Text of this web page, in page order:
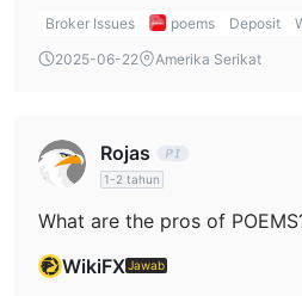
bank transfers are credited by
Broker Issues poems Deposit
2025-06-22
Amerika Serikat
Rojas
1-2 tahun
What are the pros of
WikiFXJawab